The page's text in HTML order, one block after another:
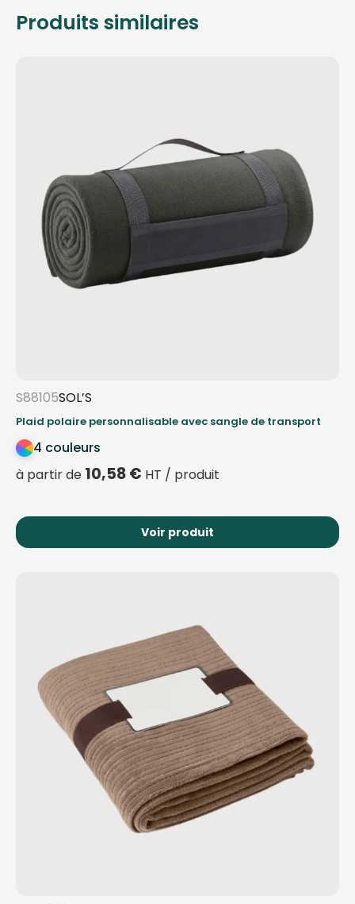
Produits similaires
S88105SOL’S
Plaid polaire personnalisable avec sangle de transport
4 couleurs
à partir de 10,58€ HT / produit
Voir produit